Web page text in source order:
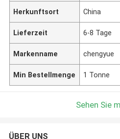
Herkunftsort China
Lieferzeit 6-8 Tage
Markenname chengyue
Min Bestellmenge 1 Tonne
Sehen Sie
ÜBER UNS